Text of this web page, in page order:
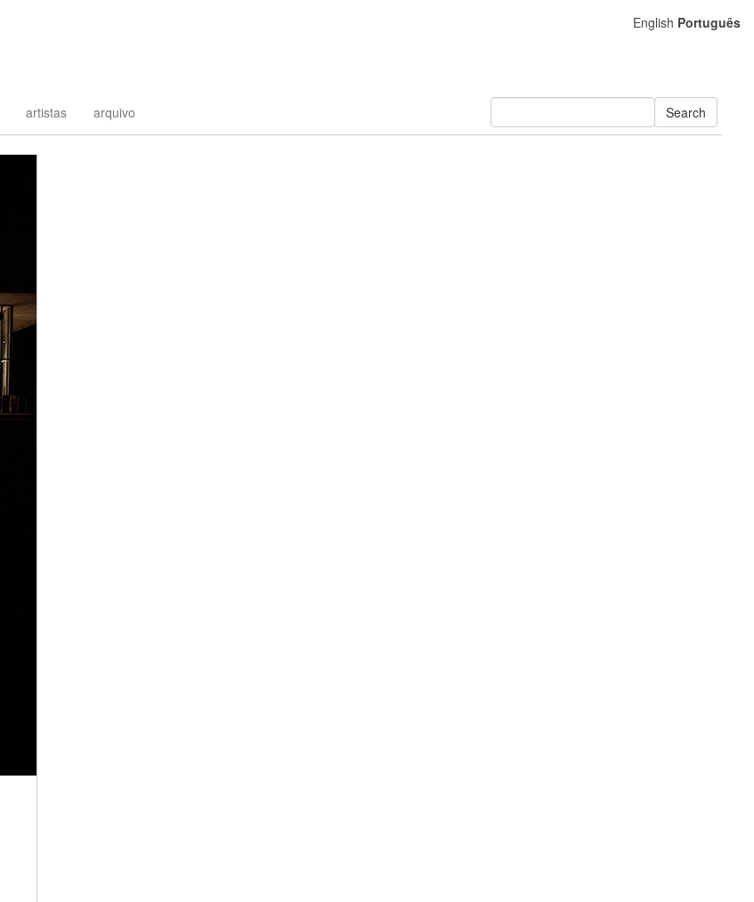
artistas arquivo Search
English Português